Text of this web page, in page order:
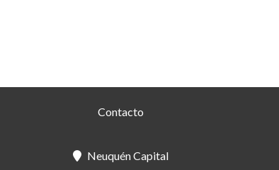
Contacto
Neuquén Capital